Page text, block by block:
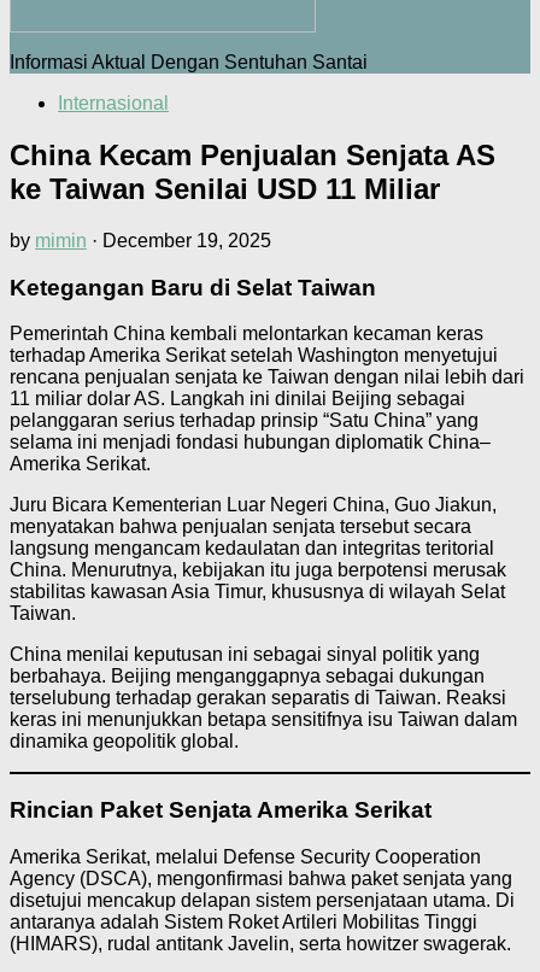
Informasi Aktual Dengan Sentuhan Santai
Internasional
China Kecam Penjualan Senjata AS
ke Taiwan Senilai USD 11 Miliar
by mimin · December 19, 2025
Ketegangan Baru di Selat Taiwan
Pemerintah China kembali melontarkan kecaman keras
terhadap Amerika Serikat setelah Washington menyetujui
rencana penjualan senjata ke Taiwan dengan nilai lebih dari
11 miliar dolar AS. Langkah ini dinilai Beijing sebagai
pelanggaran serius terhadap prinsip “Satu China” yang
selama ini menjadi fondasi hubungan diplomatik China–
Amerika Serikat.
Juru Bicara Kementerian Luar Negeri China, Guo Jiakun,
menyatakan bahwa penjualan senjata tersebut secara
langsung mengancam kedaulatan dan integritas teritorial
China. Menurutnya, kebijakan itu juga berpotensi merusak
stabilitas kawasan Asia Timur, khususnya di wilayah Selat
Taiwan.
China menilai keputusan ini sebagai sinyal politik yang
berbahaya. Beijing menganggapnya sebagai dukungan
terselubung terhadap gerakan separatis di Taiwan. Reaksi
keras ini menunjukkan betapa sensitifnya isu Taiwan dalam
dinamika geopolitik global.
Rincian Paket Senjata Amerika Serikat
Amerika Serikat, melalui Defense Security Cooperation
Agency (DSCA), mengonfirmasi bahwa paket senjata yang
disetujui mencakup delapan sistem persenjataan utama. Di
antaranya adalah Sistem Roket Artileri Mobilitas Tinggi
(HIMARS), rudal antitank Javelin, serta howitzer swagerak.